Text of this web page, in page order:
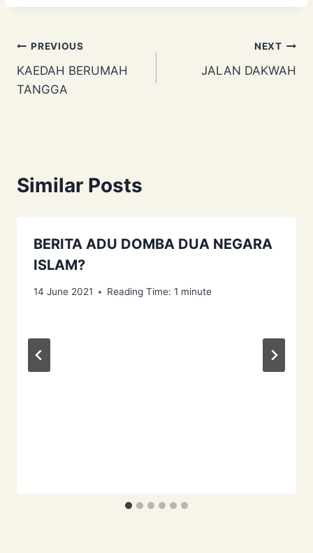
Post
navigation
PREVIOUS
KAEDAH BERUMAH
TANGGA
NEXT
JALAN DAKWAH
Similar Posts
BERITA ADU DOMBA DUA NEGARA
ISLAM?
14 June 2021 Reading Time: 1 minute